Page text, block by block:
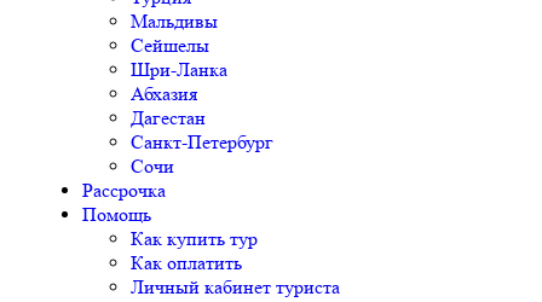
Мальдивы
Сейшелы
Шри-Ланка
Абхазия
Дагестан
Санкт-Петербург
Сочи
Рассрочка
Помощь
Как купить тур
Как оплатить
Личный кабинет туриста